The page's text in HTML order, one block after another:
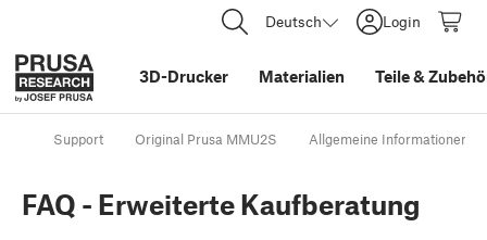
Deutsch Login
3D-Drucker Materialien Teile&
Support Original Prusa MMU2S Allgemeine Informationen
FAQ - Erweiterte Kaufberatung